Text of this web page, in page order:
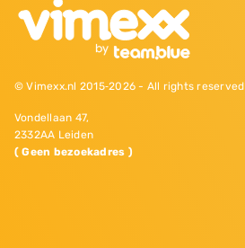
© Vimexx.nl 2015‐2026 - All rights reserved
Vondellaan 47,
2332AA Leiden
( Geen bezoekadres )